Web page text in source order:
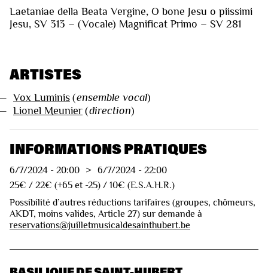
Laetaniae della Beata Vergine, O bone Jesu o piissimi
Jesu, SV 313 – (Vocale) Magnificat Primo – SV 281
ARTISTES
Vox Luminis (ensemble vocal)
Lionel Meunier (direction)
INFORMATIONS PRATIQUES
6/7/2024 - 20:00 > 6/7/2024 - 22:00
25€ / 22€ (+65 et -25) / 10€ (E.S.A.H.R.)
Possibilité d’autres réductions tarifaires (groupes, chômeurs,
AKDT, moins valides, Article 27) sur demande à
reservations@juilletmusicaldesainthubert.be